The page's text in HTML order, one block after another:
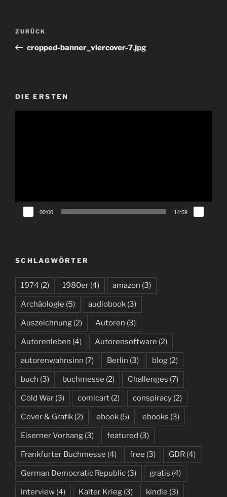
Beitragsnavigation
Vorheriger
Beitrag
ZURÜCK
cropped-banner_viercover-7.jpg
DIE ERSTEN
00:00 14:59
SCHLAGWÖRTER
1974 (2) 1980er (4) amazon (3)
Archäologie (5) audiobook (3)
Auszeichnung (2) Autoren (3)
Autorenleben (4) Autorensoftware (2)
autorenwahnsinn (7) Berlin (3) blog (2)
buch (3) buchmesse (2) Challenges (7)
Cold War (3) comicart (2) conspiracy (2)
Cover & Grafik (2) ebook (5) ebooks (3)
Eiserner Vorhang (3) featured (3)
Frankfurter Buchmesse (4) free (3) GDR (4)
German Democratic Republic (3) gratis (4)
interview (4) Kalter Krieg (3) kindle (3)